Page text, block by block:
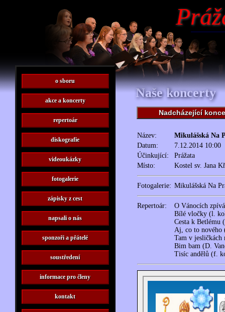
Naše koncerty
Nadcházející
Název:
Mikulášská Na
Datum:
7.12.2014 10:00
Účinkující:
Prážata
Místo:
Kostel sv. Jana
Fotogalerie: Mikulášská Na
Repertoár:
O Vánocích
Bílé vločky (l.
Cesta k Betlému
Aj, co to nového
Tam v
Bim bam (D.
Tisíc andělů (f.
o sboru
akce a koncerty
repertoár
diskografie
videoukázky
fotogalerie
zápisky z cest
napsali o nás
sponzoři a přátelé
soustředení
informace pro členy
kontakt